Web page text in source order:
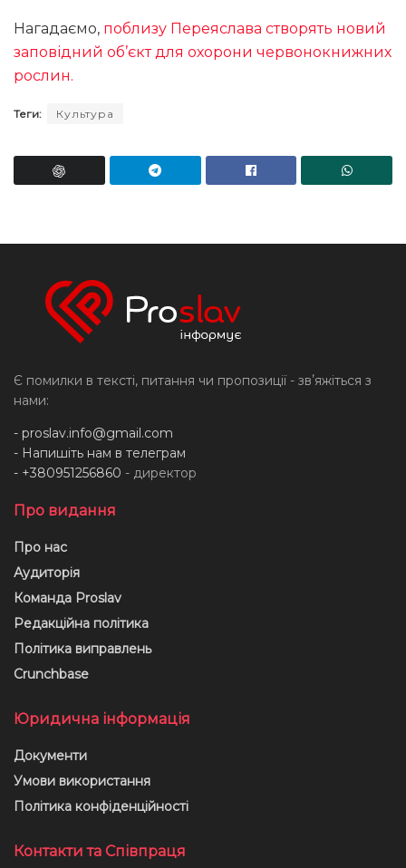
Нагадаємо, поблизу Переяслава створять новий
заповідний об’єкт для охорони червонокнижних
рослин.
Теги: Культура
Є помилки в тексті, питання чи пропозиції - звʼяжіться з
нами:
- proslav.info@gmail.com
- Напишіть нам в телеграм
- +380951256860 - директор
Про видання
Про нас
Аудиторія
Команда Proslav
Редакційна політика
Політика виправлень
Crunchbase
Юридична інформація
Документи
Умови використання
Політика конфіденційності
Контакти та Співпраця